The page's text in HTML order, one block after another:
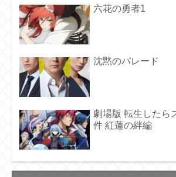
六花の勇者1
沈黙のパレード
劇場版 転生したら
件 紅蓮の絆編